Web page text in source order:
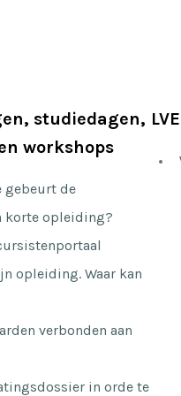
studiedagen,
workshops
gebeurt de
korte opleiding?
opleiding. Waar kan
verbonden aan
in orde te